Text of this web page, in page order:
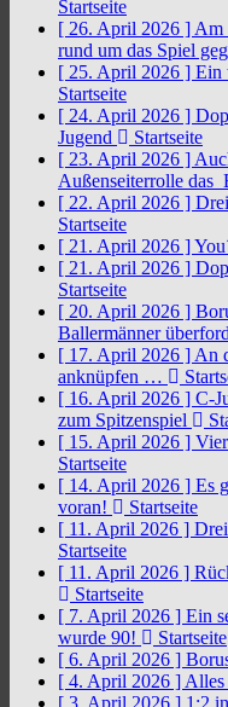
Startseite
[ 26. April 2026 ] Am
rund um das Spiel
[ 25. April 2026 ] Ein
Startseite
[ 24. April 2026 ]
Jugend
Startseite
[ 23. April 2026 ]
Außenseiterrolle das
[ 22. April 2026 ]
Startseite
[ 21. April 2026 ]
[ 21. April 2026 ]
Startseite
[ 20. April 2026 ]
Ballermänner
[ 17. April 2026 ] An
anknüpfen …
[ 16. April 2026 ] C-
zum Spitzenspiel
[ 15. April 2026 ]
Startseite
[ 14. April 2026 ] Es
voran!
Startseite
[ 11. April 2026 ]
Startseite
[ 11. April 2026 ]
Startseite
[ 7. April 2026 ] Ein
wurde 90!
Startseite
[ 6. April 2026 ]
[ 4. April 2026 ] Alles
[ 3. April 2026 ] 1:2